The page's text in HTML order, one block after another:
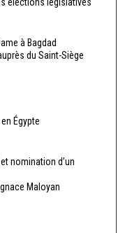
à Bagdad
du Saint-Siège
Égypte
nomination d’un
Maloyan